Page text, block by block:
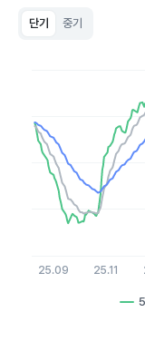
단기 중기
The chart has 1 X
The chart has 1 Y
25.09 25.11